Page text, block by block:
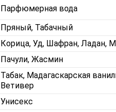
Парфюмерная вода
Пряный, Табачный
Корица, Уд, Шафран, Ладан,
Пачули, Жасмин
Табак, Мадагаскарская
Ветивер
Унисекс